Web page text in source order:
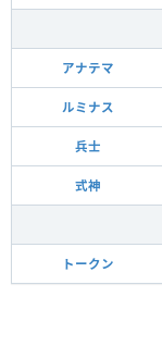
アナテマ
ルミナス
兵士
式神
トークン